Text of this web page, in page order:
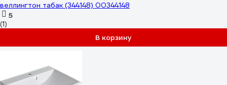
веллингтон табак (344148) 00344148
5
(1)
В корзину